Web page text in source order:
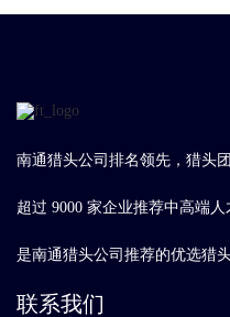
南通猎头公司排名领先，猎头
超过 9000 家企业推荐中高端人
是南通猎头公司推荐的优选猎
联系我们